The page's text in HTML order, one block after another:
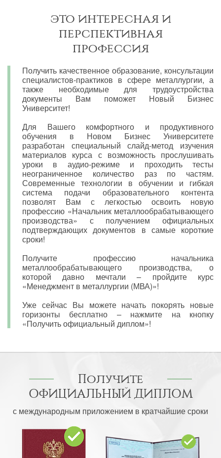
это интересная и
перспективная
профессия
Получить качественное образование, консультации
специалистов-практиков в сфере металлургии, а
также необходимые для трудоустройства
документы Вам поможет Новый Бизнес
Университет!
Для Вашего комфортного и продуктивного
обучения в Новом Бизнес Университете
разработан специальный слайд-метод изучения
материалов курса с возможность прослушивать
уроки в аудио-режиме и проходить тесты
неограниченное количество раз по частям.
Современные технологии в обучении и гибкая
система подачи образовательного контента
позволят Вам с легкостью освоить новую
профессию «Начальник металлообрабатывающего
производства» с получением официальных
подтверждающих документов в самые короткие
сроки!
Получите профессию начальника
металлообрабатывающего производства, о
которой давно мечтали – пройдите курс
«Менеджмент в металлургии (МВА)»!
Уже сейчас Вы можете начать покорять новые
горизонты бесплатно – нажмите на кнопку
«Получить официальный диплом»!
Получите
ОФИЦИАЛЬНЫЙ ДИПЛОМ
с международным приложением в кратчайшие сроки